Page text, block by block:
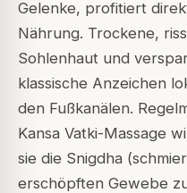
Gelenke, profitiert
Nährung. Trockene,
Sohlenhaut und
klassische Anzeichen
den Fußkanälen.
Kansa Vatki-Massage
sie die Snigdha
erschöpften Gewebe